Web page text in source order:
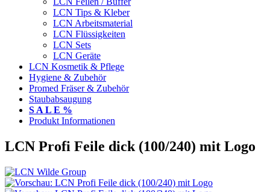
LCN Tips & Kleber
LCN Arbeitsmaterial
LCN Flüssigkeiten
LCN Sets
LCN Geräte
LCN Kosmetik & Pflege
Hygiene & Zubehör
Promed Fräser & Zubehör
Staubabsaugung
S A L E %
Produkt Informationen
LCN Profi Feile dick (100/240) mit Logo